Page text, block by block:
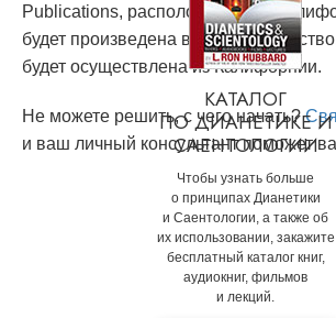
Publications, расположенное в
будет произведена в это
будет осуществлена из Калифорнии.
Не можете решить, с чего начать?
и ваш личный консультант поможет
КАТАЛОГ
ПО ДИАНЕТИКЕ И
САЕНТОЛОГИИ
Чтобы узнать больше
о принципах Дианетики
и Саентологии, а также об
их использовании, закажите
бесплатный каталог книг,
аудиокниг, фильмов
и лекций.